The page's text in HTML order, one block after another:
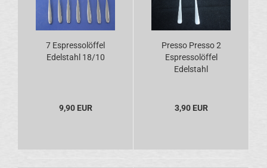
7 Espressolöffel
Edelstahl 18/10
9,90 EUR
Presso Presso 2
Espressolöffel
Edelstahl
3,90 EUR